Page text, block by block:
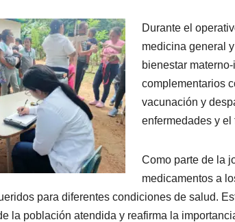
Durante el
medicina general
bienestar
complementarios
vacunación y
enfermedades y
Como parte de la
medicamentos a
para diferentes condiciones de salud.
la población atendida y reafirma la